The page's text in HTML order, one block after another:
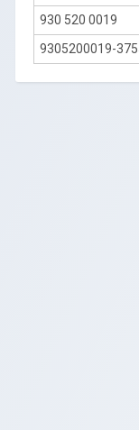
930 520 0019
9305200019-